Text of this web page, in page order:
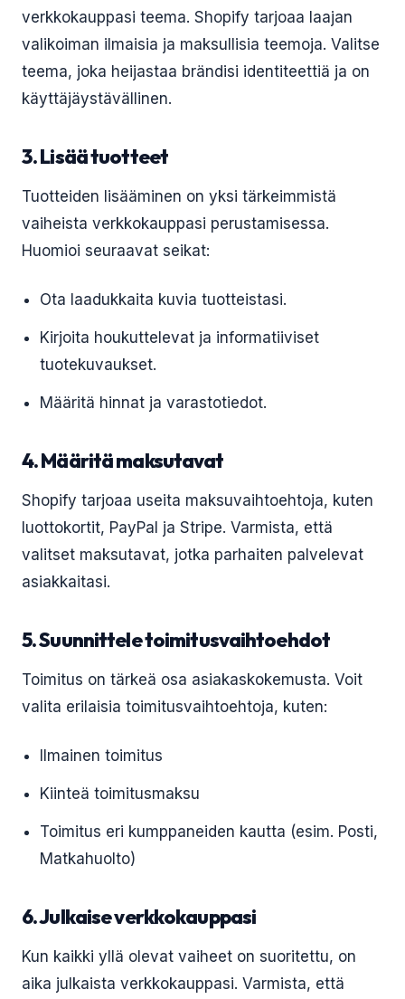
verkkokauppasi teema. Shopify tarjoaa laajan
valikoiman ilmaisia ja maksullisia teemoja. Valitse
teema, joka heijastaa brändisi identiteettiä ja on
käyttäjäystävällinen.
3. Lisää tuotteet
Tuotteiden lisääminen on yksi tärkeimmistä
vaiheista verkkokauppasi perustamisessa.
Huomioi seuraavat seikat:
Ota laadukkaita kuvia tuotteistasi.
Kirjoita houkuttelevat ja informatiiviset
tuotekuvaukset.
Määritä hinnat ja varastotiedot.
4. Määritä maksutavat
Shopify tarjoaa useita maksuvaihtoehtoja, kuten
luottokortit, PayPal ja Stripe. Varmista, että
valitset maksutavat, jotka parhaiten palvelevat
asiakkaitasi.
5. Suunnittele toimitusvaihtoehdot
Toimitus on tärkeä osa asiakaskokemusta. Voit
valita erilaisia toimitusvaihtoehtoja, kuten:
Ilmainen toimitus
Kiinteä toimitusmaksu
Toimitus eri kumppaneiden kautta (esim. Posti,
Matkahuolto)
6. Julkaise verkkokauppasi
Kun kaikki yllä olevat vaiheet on suoritettu, on
aika julkaista verkkokauppasi. Varmista, että